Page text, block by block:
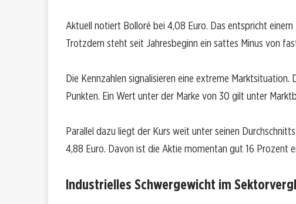
Aktuell notiert Bolloré bei 4,08 Euro. Das entspricht
Trotzdem steht seit Jahresbeginn ein sattes Minus von
Die Kennzahlen signalisieren eine extreme
Punkten. Ein Wert unter der Marke von 30 gilt unter
Parallel dazu liegt der Kurs weit unter seinen
4,88 Euro. Davon ist die Aktie momentan gut 16 Prozent
Industrielles Schwergewicht im